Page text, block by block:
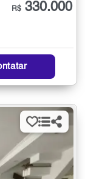
R$ 330.000